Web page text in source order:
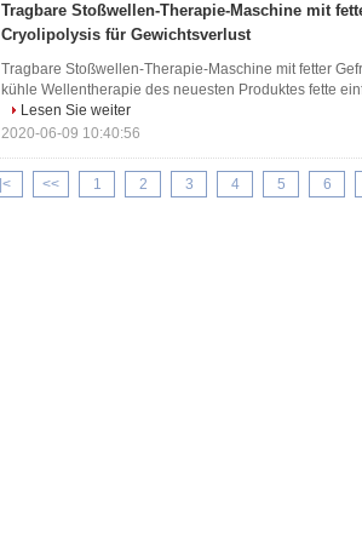
Tragbare Stoßwellen-Therapie-Maschine mit
Cryolipolysis für Gewichtsverlust
Tragbare Stoßwellen-Therapie-Maschine mit fetter
kühle Wellentherapie des neuesten Produktes fette
Lesen Sie weiter
2020-06-09 10:40:56
|< << 1 2 3 4 5 6